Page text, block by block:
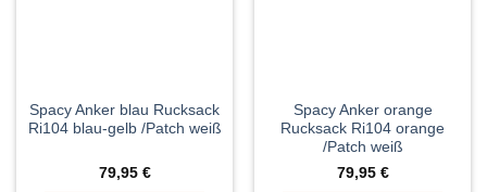
Spacy Anker blau Rucksack
Ri104 blau-gelb /Patch weiß
79,95 €
Spacy Anker orange
Rucksack Ri104 orange
/Patch weiß
79,95 €